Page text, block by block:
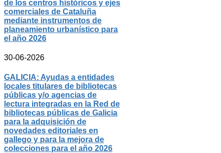
de los centros históricos y ejes
comerciales de Cataluña
mediante instrumentos de
planeamiento urbanístico para
el año 2026
30-06-2026
GALICIA: Ayudas a entidades
locales titulares de bibliotecas
públicas y/o agencias de
lectura integradas en la Red de
bibliotecas públicas de Galicia
para la adquisición de
novedades editoriales en
gallego y para la mejora de
colecciones para el año 2026